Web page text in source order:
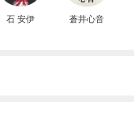
石 安伊 蒼井心音